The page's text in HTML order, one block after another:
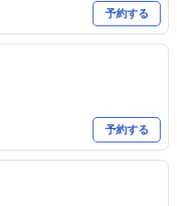
予約する
予約する